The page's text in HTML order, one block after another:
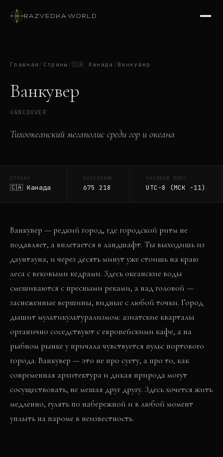
RAZVEDKA·WORLD
Главная / Страны /🇨🇦 Канада / Ванкувер
Ванкувер
VANCOUVER
Тихоокеанский мегаполис среди гор и океана
СТРАНА
🇨🇦 Канада
НАСЕЛЕНИЕ
675 218
ЧАСОВОЙ ПОЯС
UTC-8 (МСК −11)
Ванкувер — редкий город, где городской ритм не
подавляет, а вплетается в ландшафт. Ты выходишь из
даунтауна, и через десять минут уже стоишь на краю
леса с вековыми кедрами. Здесь океанские воды
смешиваются с пресными реками, а над головой —
заснеженные вершины, видные с любой точки. Город
дышит мультикультурализмом: азиатские кварталы
органично соседствуют с европейскими кафе, а на
рыбном рынке у причала чувствуется пульс портового
города. Ванкувер — это не про суету, а про то, как
современная архитектура и дикая природа могут
сосуществовать, не мешая друг другу. Здесь хочется жить
медленно, гулять по набережной и в любой момент
уплыть на пароме в неизвестность.